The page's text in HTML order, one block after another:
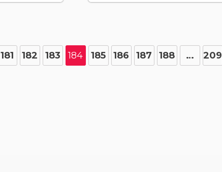
181 182 183 184 185 186 187 188 … 209